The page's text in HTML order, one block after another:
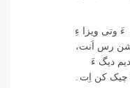
وتی ویزا ءِ
رس اَنت،
دیگ ءَ
کن اِت۔